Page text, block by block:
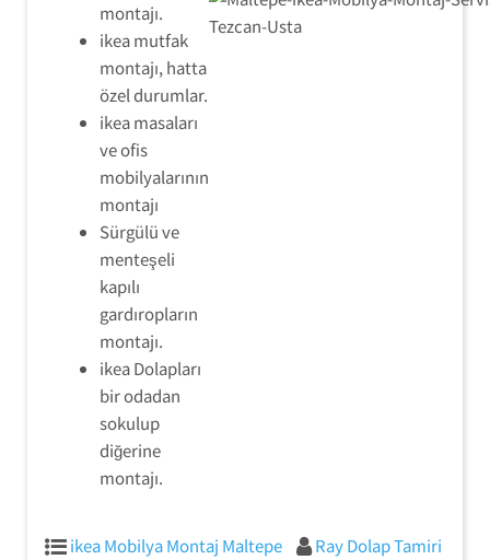
montajı.
ikea mutfak
montajı, hatta
özel durumlar.
ikea masaları
ve ofis
mobilyalarının
montajı
Sürgülü ve
menteşeli
kapılı
gardıropların
montajı.
ikea Dolapları
bir odadan
sokulup
diğerine
montajı.
ikea Mobilya Montaj Maltepe Ray Dolap Tamiri